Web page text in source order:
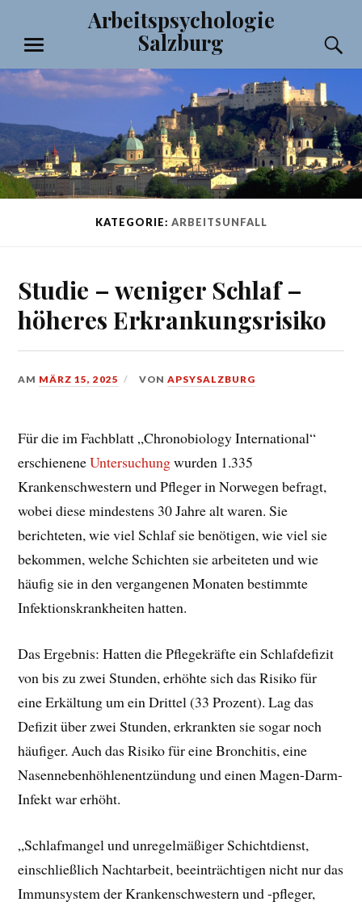
springen
Arbeitspsychologie
Salzburg
MENÜ
KATEGORIE: ARBEITSUNFALL
Studie – weniger Schlaf –
höheres Erkrankungsrisiko
AM MÄRZ 15, 2025 VONAPSYSALZBURG
Für die im Fachblatt „Chronobiology International“
erschieneneUntersuchungwurden 1.335
Krankenschwestern und Pfleger in Norwegen befragt,
wobei diese mindestens 30 Jahre alt waren. Sie
berichteten, wie viel Schlaf sie benötigen, wie viel sie
bekommen, welche Schichten sie arbeiteten und wie
häufig sie in den vergangenen Monaten bestimmte
Infektionskrankheiten hatten.
Das Ergebnis: Hatten die Pflegekräfte ein Schlafdefizit
von bis zu zwei Stunden, erhöhte sich das Risiko für
eine Erkältung um ein Drittel (33 Prozent). Lag das
Defizit über zwei Stunden, erkrankten sie sogar noch
häufiger. Auch das Risiko für eine Bronchitis, eine
Nasennebenhöhlenentzündung und einen Magen-Darm-
Infekt war erhöht.
„Schlafmangel und unregelmäßiger Schichtdienst,
einschließlich Nachtarbeit, beeinträchtigen nicht nur das
Immunsystem der Krankenschwestern und -pfleger,